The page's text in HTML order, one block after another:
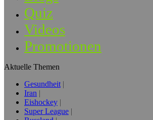
Quiz
Videos
Promotionen
Aktuelle Themen
Gesundheit
Iran
Eishockey
Super League